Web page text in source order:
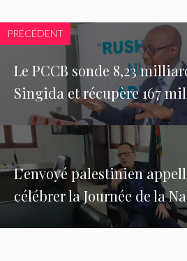
PRÉCÉDENT
Le PCCB sonde 8,23
Singida et récupère 167
L’envoyé palestinien
célébrer la Journée de la